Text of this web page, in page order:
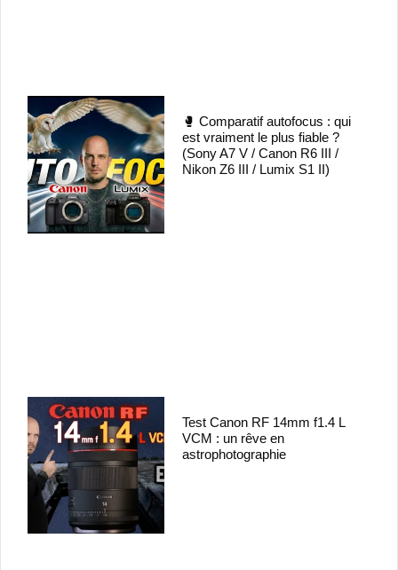
🥊 Comparatif autofocus : qui
est vraiment le plus fiable ?
(Sony A7 V / Canon R6 III /
Nikon Z6 III / Lumix S1 II)
Test Canon RF 14mm f1.4 L
VCM : un rêve en
astrophotographie